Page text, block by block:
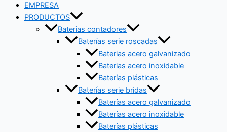
EMPRESA
PRODUCTOS
Baterias contadores
Baterías serie roscadas
Baterias acero galvanizado
Baterias acero inoxidable
Baterías plásticas
Baterías serie bridas
Baterías acero galvanizado
Baterías acero inoxidable
Baterías plásticas